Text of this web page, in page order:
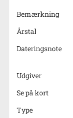
Bemærkning
Årstal
Dateringsnote
Udgiver
Se på kort
Type